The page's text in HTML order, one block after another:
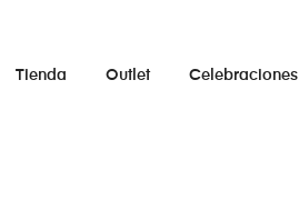
Tienda Outlet Celebraciones